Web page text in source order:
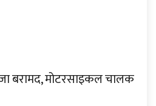
बरामद, मोटरसाइकल चालक